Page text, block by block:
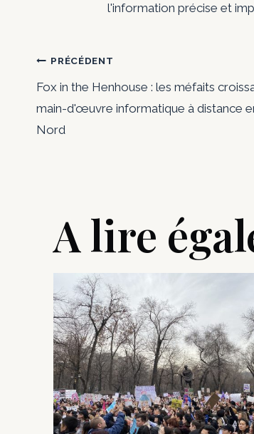
l'information précise et
Navigation
de
PRÉCÉDENT
Fox in the Henhouse : les méfaits
main-d'œuvre informatique à distance
Nord
A lire